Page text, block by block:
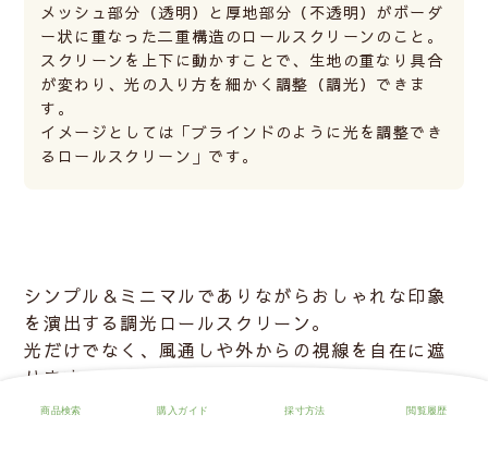
メッシュ部分（透明）と厚地部分（不透明）がボーダ
ー状に重なった二重構造のロールスクリーンのこと。
スクリーンを上下に動かすことで、生地の重なり具合
が変わり、光の入り方を細かく調整（調光）できま
す。
イメージとしては「ブラインドのように光を調整でき
るロールスクリーン」です。
シンプル＆ミニマルでありながらおしゃれな印象
を演出する調光ロールスクリーン。
光だけでなく、風通しや外からの視線を自在に遮
ります。